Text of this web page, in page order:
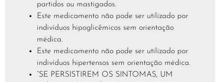
partidos ou mastigados.
Este medicamento não pode ser utilizado por
indivíduos hipoglicêmicos sem orientação
médica.
Este medicamento não pode ser utilizado por
indivíduos hipertensos sem orientação médica.
“SE PERSISTIREM OS SINTOMAS, UM